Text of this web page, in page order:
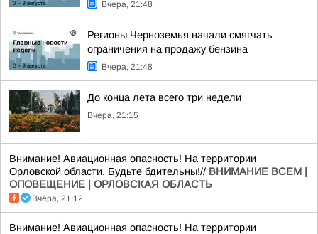
Вчера, 21:48
Регионы Черноземья начали смягчать
ограничения на продажу бензина
Вчера, 21:48
До конца лета всего три недели
Вчера, 21:15
Внимание! Авиационная опасность! На территории
Орловской области. Будьте бдительны!// ВНИМАНИЕ ВСЕМ |
ОПОВЕЩЕНИЕ | ОРЛОВСКАЯ ОБЛАСТЬ
Вчера, 21:12
Внимание! Авиационная опасность! На территории